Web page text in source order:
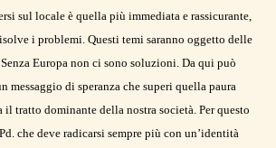
sul locale è quella più immediata e rassicurante,
i problemi. Questi temi saranno oggetto delle
Europa non ci sono soluzioni. Da qui può
messaggio di speranza che superi quella paura
il tratto dominante della nostra società. Per questo
che deve radicarsi sempre più con un’identità